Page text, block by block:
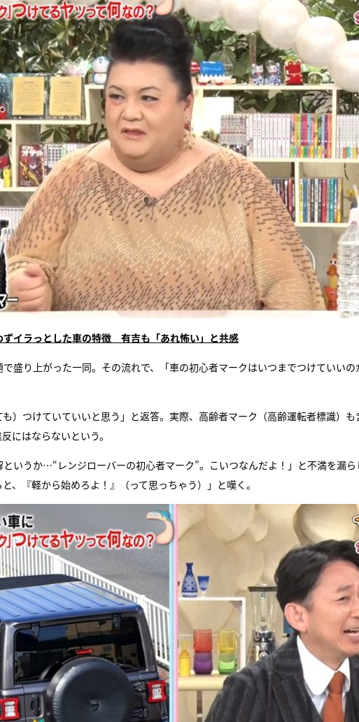
ずイラっとした車の特徴 有吉も「あれ怖い」と共感
盛り上がった一同。その流れで、「車の初心者マークはいつまでつけていい
）つけていていいと思う」と返答。実際、高齢者マーク（高齢運転者標識）
にはならないという。
いうか…“レンジローバーの初心者マーク”。こいつなんだよ！」と不満を漏
、『軽から始めろよ！』（って思っちゃう）」と嘆く。
『
E齋
ビ